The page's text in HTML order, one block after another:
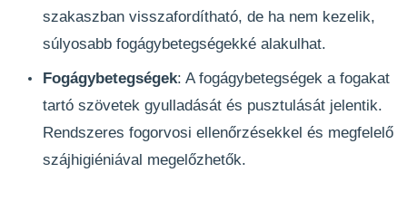
szakaszban visszafordítható, de ha nem kezelik,
súlyosabb fogágybetegségekké alakulhat.
Fogágybetegségek: A fogágybetegségek a fogakat
tartó szövetek gyulladását és pusztulását jelentik.
Rendszeres fogorvosi ellenőrzésekkel és megfelelő
szájhigiéniával megelőzhetők.